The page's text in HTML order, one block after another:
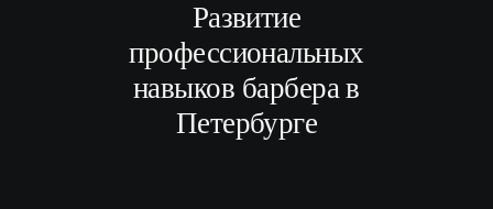
ВЫПУСКНИКИ
Развитие
профессиональных
навыков барбера в
Петербурге